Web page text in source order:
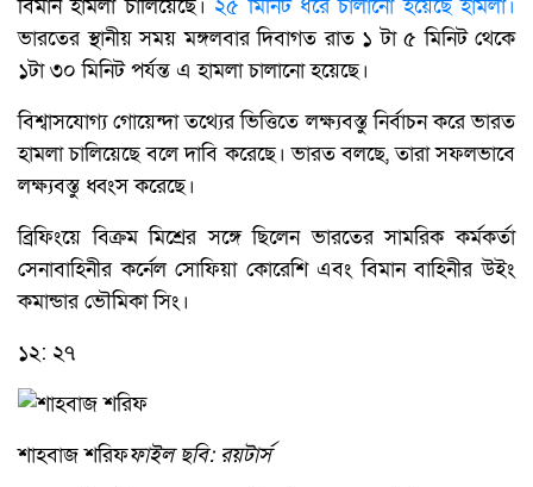
বিমান হামলা চালিয়েছে। ২৫ মিনিট ধরে চালানো হয়েছে হামলা।
ভারতের স্থানীয় সময় মঙ্গলবার দিবাগত রাত ১ টা ৫ মিনিট থেকে
১টা ৩০ মিনিট পর্যন্ত এ হামলা চালানো হয়েছে।
বিশ্বাসযোগ্য গোয়েন্দা তথ্যের ভিত্তিতে লক্ষ্যবস্তু নির্বাচন করে ভারত
হামলা চালিয়েছে বলে দাবি করেছে। ভারত বলছে, তারা সফলভাবে
লক্ষ্যবস্তু ধ্বংস করেছে।
ব্রিফিংয়ে বিক্রম মিশ্রের সঙ্গে ছিলেন ভারতের সামরিক কর্মকর্তা
সেনাবাহিনীর কর্নেল সোফিয়া কোরেশি এবং বিমান বাহিনীর উইং
কমান্ডার ভৌমিকা সিং।
১২: ২৭
শাহবাজ শরিফফাইল ছবি: রয়টার্স